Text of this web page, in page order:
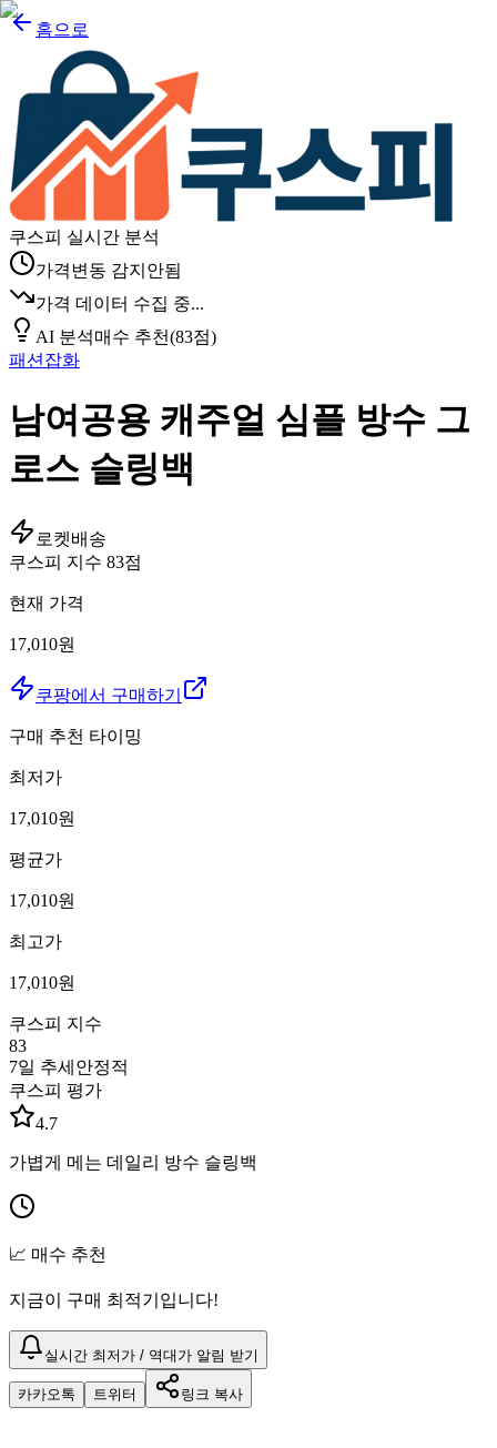
홈으로
쿠스피 실시간 분석
가격변동 감지안됨
가격 데이터 수집 중...
AI 분석매수 추천(83점)
패션잡화
남여공용 캐주얼 심플 방수 그
로스 슬링백
로켓배송
쿠스피 지수 83점
현재 가격
17,010원
쿠팡에서 구매하기
구매 추천 타이밍
최저가
17,010원
평균가
17,010원
최고가
17,010원
쿠스피 지수
83
7일 추세 안정적
쿠스피 평가
4.7
가볍게 메는 데일리 방수 슬링백
📈 매수 추천
지금이 구매 최적기입니다!
실시간 최저가 / 역대가 알림 받기
카카오톡 트위터 링크 복사